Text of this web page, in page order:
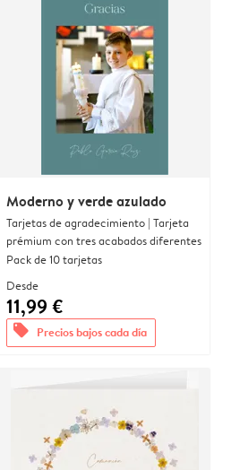
Moderno y verde azulado
Tarjetas de agradecimiento | Tarjeta
prémium con tres acabados diferentes
Pack de 10 tarjetas
Desde
11,99 €
offers Precios bajos cada día